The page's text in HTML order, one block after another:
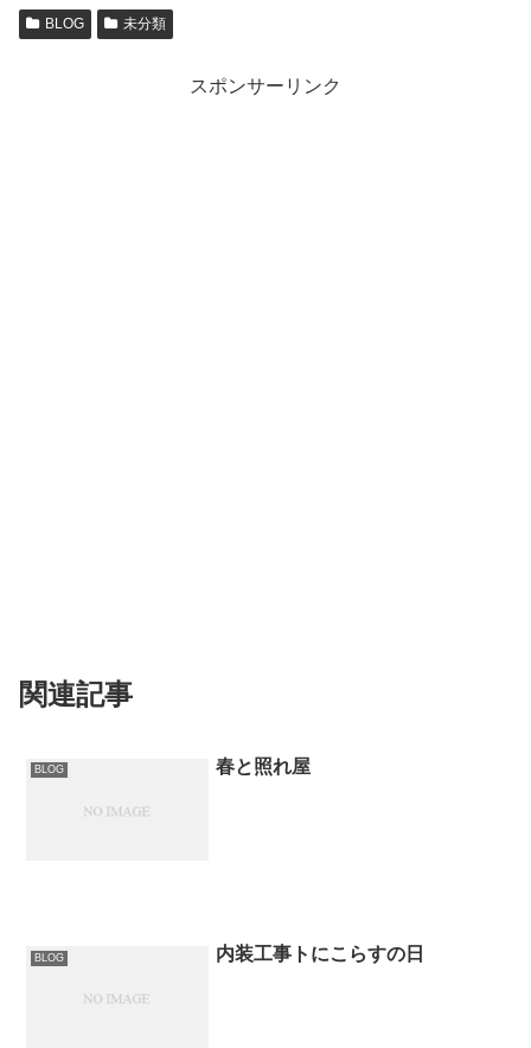
BLOG 未分類
スポンサーリンク
関連記事
BLOG 春と照れ屋
BLOG 内装工事トにこらすの日